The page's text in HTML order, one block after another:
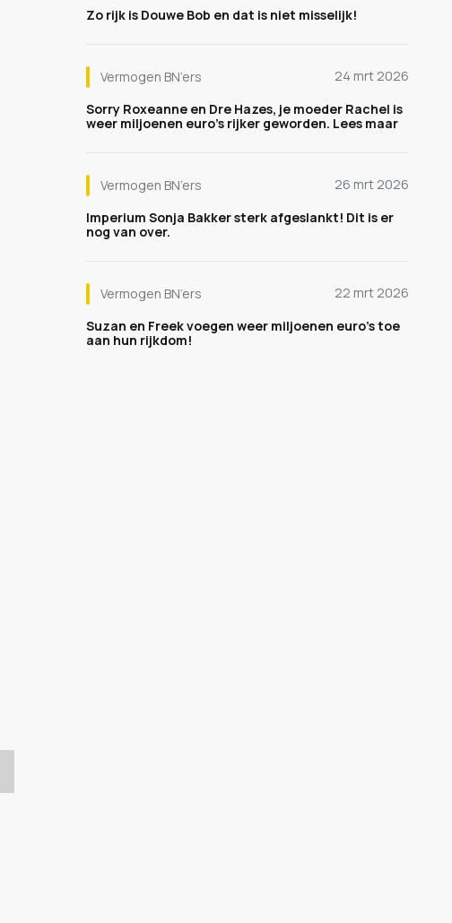
Zo rijk is Douwe Bob en dat is niet misselijk!
Vermogen BN’ers
24 mrt 2026
Sorry Roxeanne en Dre Hazes, je moeder Rachel is
weer miljoenen euro's rijker geworden. Lees maar
Vermogen BN’ers
26 mrt 2026
Imperium Sonja Bakker sterk afgeslankt! Dit is er
nog van over.
Vermogen BN’ers
22 mrt 2026
Suzan en Freek voegen weer miljoenen euro's toe
aan hun rijkdom!